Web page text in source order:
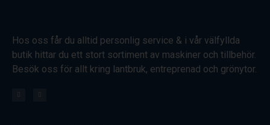
Hos oss får du alltid personlig service & i vår välfyllda
butik hittar du ett stort sortiment av maskiner och tillbehör.
Besök oss för allt kring lantbruk, entreprenad och grönytor.